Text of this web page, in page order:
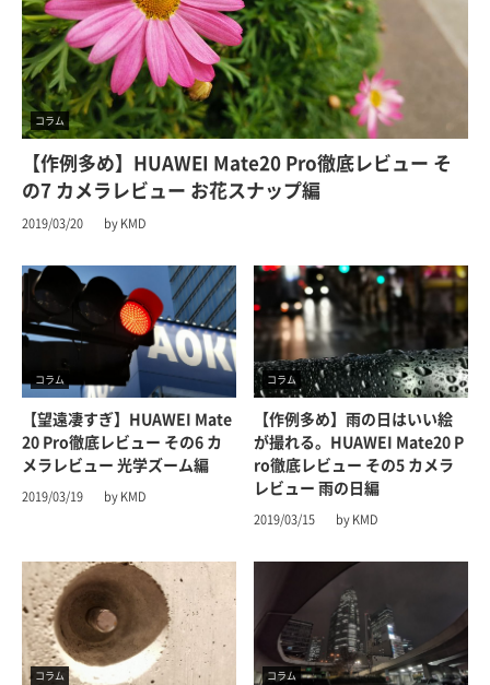
コラム
【作例多め】HUAWEI Mate20 Pro徹底レビュー そ
の7 カメラレビュー お花スナップ編
2019/03/20 by KMD
コラム
【望遠凄すぎ】HUAWEI Mate
20 Pro徹底レビュー その6 カ
メラレビュー 光学ズーム編
2019/03/19 by KMD
コラム
【作例多め】雨の日はいい絵
が撮れる。HUAWEI Mate20 P
ro徹底レビュー その5 カメラ
レビュー 雨の日編
2019/03/15 by KMD
コラム コラム